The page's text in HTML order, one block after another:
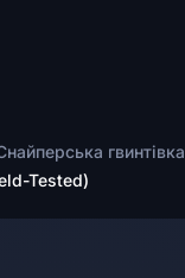
гвинтівка
Tested)